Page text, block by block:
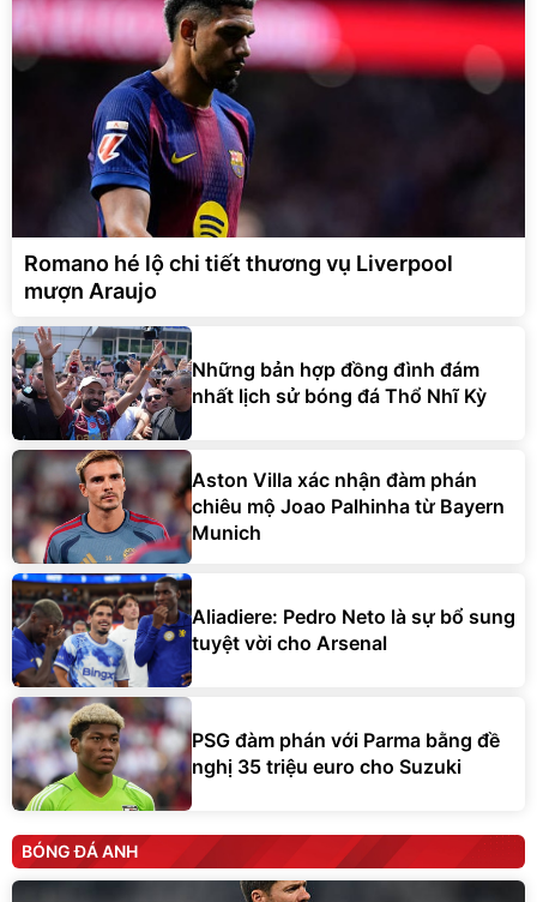
Romano hé lộ chi tiết thương vụ Liverpool
mượn Araujo
Những bản hợp đồng đình đám
nhất lịch sử bóng đá Thổ Nhĩ Kỳ
Aston Villa xác nhận đàm phán
chiêu mộ Joao Palhinha từ Bayern
Munich
Aliadiere: Pedro Neto là sự bổ sung
tuyệt vời cho Arsenal
PSG đàm phán với Parma bằng đề
nghị 35 triệu euro cho Suzuki
BÓNG ĐÁ ANH